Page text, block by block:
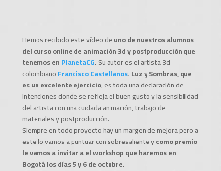
Hemos recibido este vídeo deuno de nuestros alumnos
del curso online de animación 3d y postproducción que
tenemos enPlanetaCG.Su autor es el artista 3d
colombianoFrancisco Castellanos. Luz y Sombras, que
es un excelente ejercicio, es toda una declaración de
intenciones donde se refleja el buen gusto y la sensibilidad
del artista con una cuidada animación, trabajo de
materiales y postproducción.
Siempre en todo proyecto hay un margen de mejora pero a
este lo vamos a puntuar con sobresaliente ycomo premio
le vamos a invitar a el workshop que haremos en
Bogotá los días 5 y 6 de octubre.